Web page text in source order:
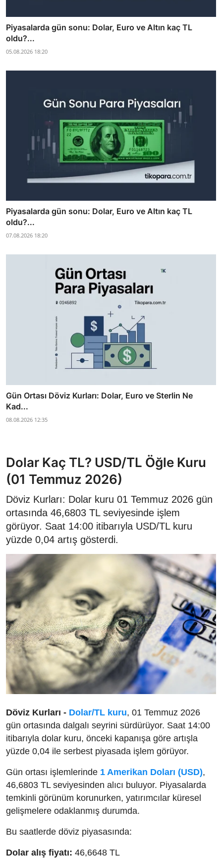
Piyasalarda gün sonu: Dolar, Euro ve Altın kaç TL
oldu?...
05.08.2026 18:20
Piyasalarda gün sonu: Dolar, Euro ve Altın kaç TL
oldu?...
07.08.2026 18:20
Gün Ortası Döviz Kurları: Dolar, Euro ve Sterlin Ne
Kad...
08.08.2026 12:35
Dolar Kaç TL? USD/TL Öğle Kuru
(01 Temmuz 2026)
Döviz Kurları: Dolar kuru 01 Temmuz 2026 gün
ortasında 46,6803 TL seviyesinde işlem
görüyor. Saat 14:00 itibarıyla USD/TL kuru
yüzde 0,04 artış gösterdi.
Döviz Kurları - Dolar/TL kuru, 01 Temmuz 2026
gün ortasında dalgalı seyrini sürdürüyor. Saat 14:00
itibarıyla dolar kuru, önceki kapanışa göre artışla
yüzde 0,04 ile serbest piyasada işlem görüyor.
Gün ortası işlemlerinde 1 Amerikan Doları (USD),
46,6803 TL seviyesinden alıcı buluyor. Piyasalarda
temkinli görünüm korunurken, yatırımcılar küresel
gelişmelere odaklanmış durumda.
Bu saatlerde döviz piyasasında:
Dolar alış fiyatı: 46,6648 TL